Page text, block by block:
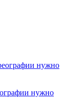
нужно